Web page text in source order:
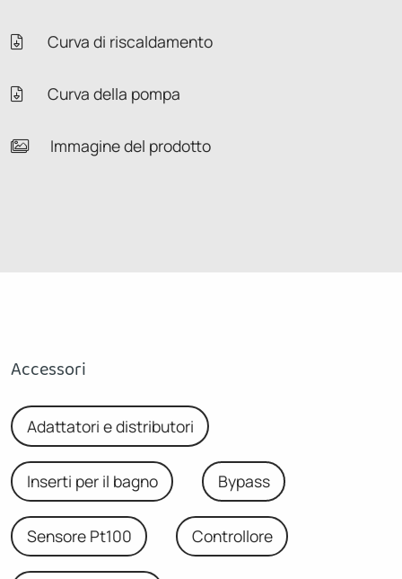
Curva di riscaldamento
Curva della pompa
Immagine del prodotto
Accessori
Adattatori e distributori
Inserti per il bagno Bypass
Sensore Pt100 Controllore